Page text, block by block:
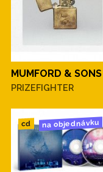
MUMFORD & SONS
PRIZEFIGHTER
cd na objednávku